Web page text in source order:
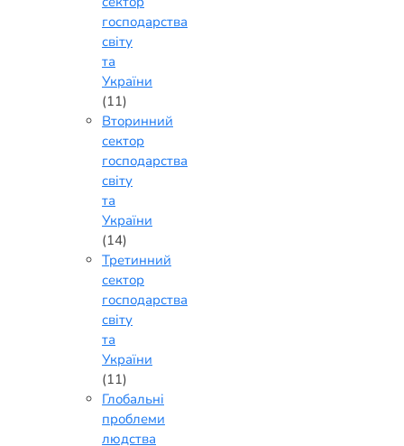
господарства
світу
та
України
(11)
Вторинний
сектор
господарства
світу
та
України
(14)
Третинний
сектор
господарства
світу
та
України
(11)
Глобальні
проблеми
людства